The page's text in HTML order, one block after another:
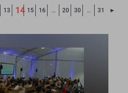
13
14 15 16 … 20 30 … 31 ►